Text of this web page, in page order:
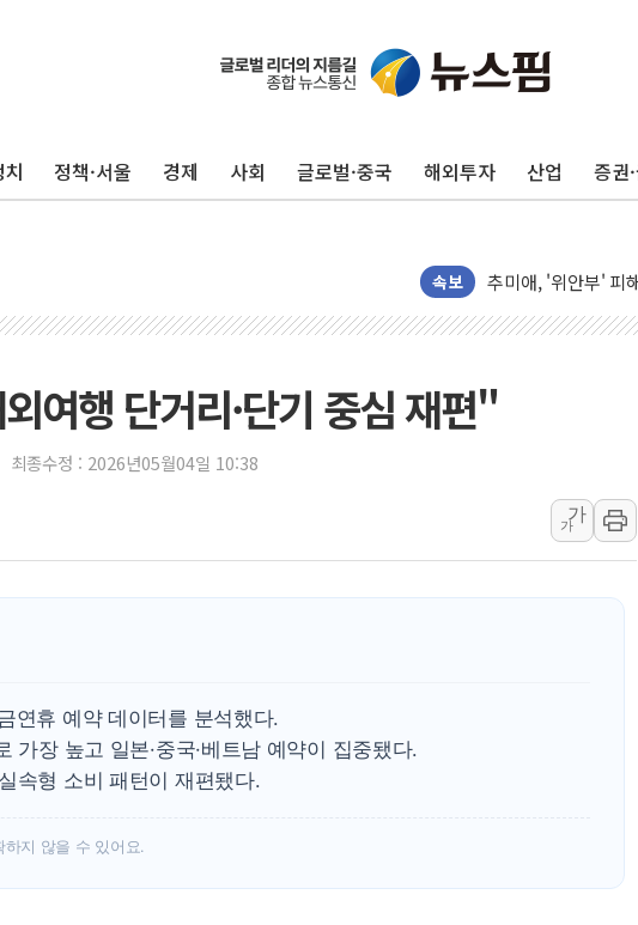
치 정책·서울 경제 사회 글로벌·중국 해외투자 산업 증권
속보
美, 이란전 출구전
강릉·동해·삼척
서울 중랑구 주택
李대통령 "결혼 때
추미애, '위안부' 피
인천 선재도 갯벌서
'화합' 꺼낸 김민석
연일 폭염에 온열
中 전방위 아파트
인제 용대리 계곡서
동해시, 11~14일 '
여행 단거리·단기 중심 재편"
최종수정 : 2026년05월04일 10:38
가
가
연휴 예약 데이터를 분석했다.
가장 높고 일본·중국·베트남 예약이 집중됐다.
속형 소비 패턴이 재편됐다.
지 않을 수 있어요.